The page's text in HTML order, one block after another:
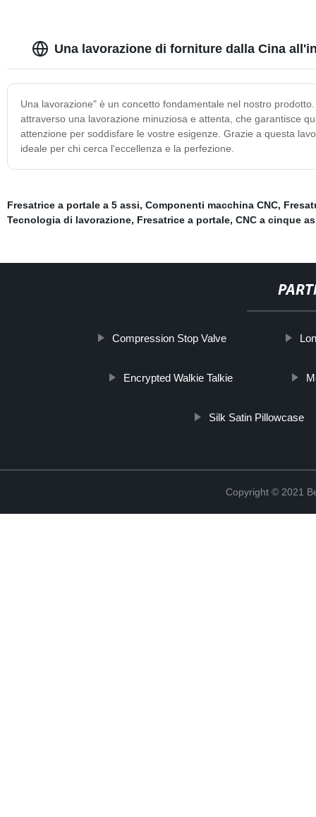
Una lavorazione di forniture dalla Cina
Una lavorazione" è un concetto fondamentale nel nostro
attraverso una lavorazione minuziosa e attenta, che garantisce
attenzione per soddisfare le vostre esigenze. Grazie a questa
ideale per chi cerca l'eccellenza e la perfezione.
Fresatrice a portale a 5 assi, Componenti macchina CNC,
Tecnologia di lavorazione, Fresatrice a portale, CNC a cinque
Compression Stop Valve
Encrypted Walkie Talkie
Silk Satin Pillowcase
Copyright © 2021